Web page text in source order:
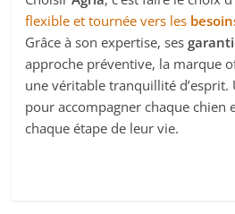
flexible et tournée vers les
Grâce à son expertise, ses
approche préventive, la marque
une véritable tranquillité
pour accompagner chaque chien
chaque étape de leur vie.